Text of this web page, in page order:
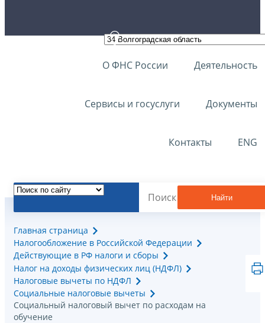
О ФНС России Деятельность
Сервисы и госуслуги Документы
Контакты ENG
Найти
Главная страница
Налогообложение в Российской Федерации
Действующие в РФ налоги и сборы
Налог на доходы физических лиц (НДФЛ)
Налоговые вычеты по НДФЛ
Социальные налоговые вычеты
Социальный налоговый вычет по расходам на
обучение